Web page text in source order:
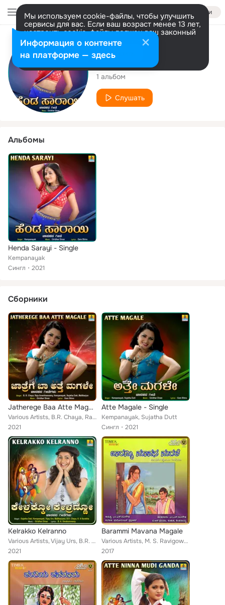
Войти
Мы используем cookie-файлы, чтобы улучшить
сервисы для вас. Если ваш возраст менее 13 лет,
настроить cookie-файлы должен ваш законный
представитель. Больше информации
Разрешить все Настроить
Исполнитель
Kempanayak
1 альбом
Слушать
Альбомы
Henda Sarayi - Single
Kempanayak
Сингл
2021
Сборники
Jatherege Baa Atte Magale
Various Artists, B.R. Chaya, Raju Ananthaswamy, Mallikarjun, Kempanayak, Sujatha Dutt
2021
Atte Magale - Single
Kempanayak, Sujatha Dutt
Сингл
2021
Kelrakko Kelranno
Various Artists, Vijay Urs, B.R. Chaya, K.S. Surekha, Kempanayak, Mallikarjuna, Sujatha Dutt
2021
Barammi Mavana Magale
Various Artists, M. S. Ravigowda, Ratnamala Prakash, Gururaj Hosakote, Nagaraj, Kempanayak, Sujata Datt, B. R. Chaya
2017
Информация о контенте
на платформе — здесь